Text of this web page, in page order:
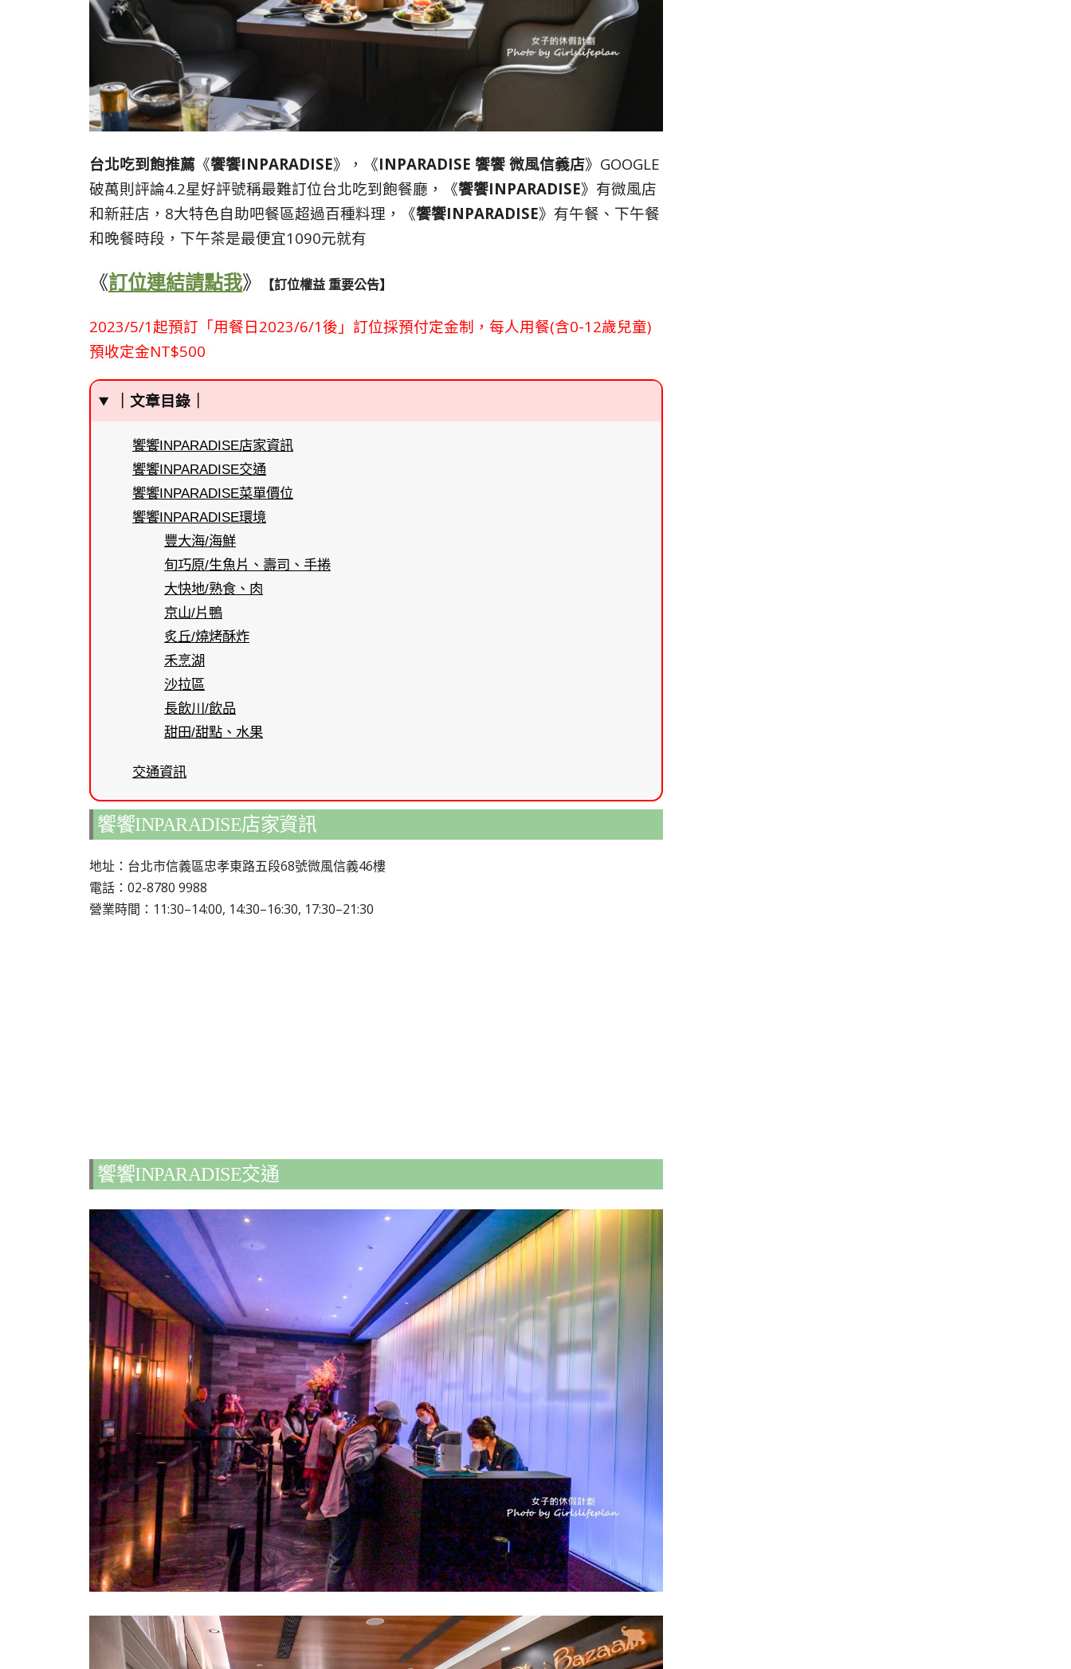
台北吃到飽推薦 《饗饗INPARADISE》，《INPARADISE 饗饗 微風信義店》GOOGLE
破萬則評論4.2星好評號稱最難訂位台北吃到飽餐廳，《饗饗INPARADISE》有微風店
和新莊店，8大特色自助吧餐區超過百種料理，《饗饗INPARADISE》有午餐、下午餐
和晚餐時段，下午茶是最便宜1090元就有
《訂位連結請點我》 【訂位權益 重要公告】
2023/5/1起預訂「用餐日2023/6/1後」訂位採預付定金制，每人用餐(含0-12歲兒童)
預收定金NT$500
｜文章目錄｜
饗饗INPARADISE店家資訊
饗饗INPARADISE交通
饗饗INPARADISE菜單價位
饗饗INPARADISE環境
豐大海/海鮮
旬巧原/生魚片、壽司、手捲
大快地/熟食、肉
京山/片鴨
炙丘/燒烤酥炸
禾烹湖
沙拉區
長飲川/飲品
甜田/甜點、水果
交通資訊
饗饗INPARADISE店家資訊
地址：台北市信義區忠孝東路五段68號微風信義46樓
電話：02-8780 9988
營業時間：11:30–14:00, 14:30–16:30, 17:30–21:30
饗饗INPARADISE交通